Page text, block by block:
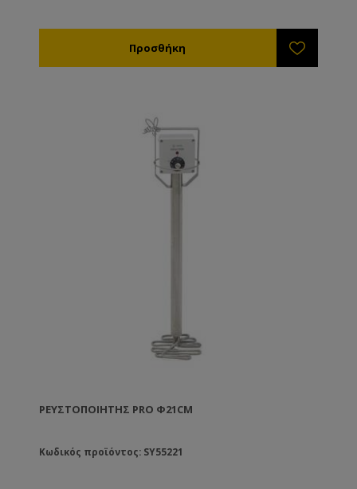
ΡΕΥΣΤΟΠΟΙΗΤΉΣ PRO Φ21CM
Κωδικός προϊόντος: SY55221